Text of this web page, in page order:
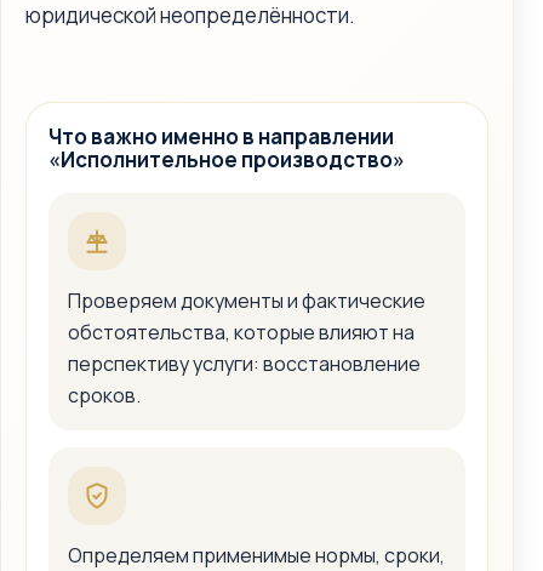
юридической неопределённости.
Что важно именно в направлении
«Исполнительное производство»
Проверяем документы и фактические
обстоятельства, которые влияют на
перспективу услуги: восстановление
сроков.
Определяем применимые нормы, сроки,